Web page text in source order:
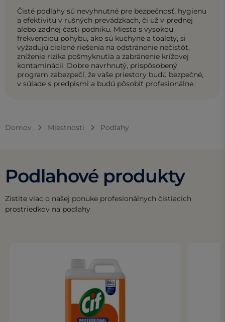
Čisté podlahy sú nevyhnutné pre bezpečnosť, hygienu
a efektivitu v rušných prevádzkach, či už v prednej
alebo zadnej časti podniku. Miesta s vysokou
frekvenciou pohybu, ako sú kuchyne a toalety, si
vyžadujú cielené riešenia na odstránenie nečistôt,
zníženie rizika pošmyknutia a zabránenie krížovej
kontaminácii. Dobre navrhnutý, prispôsobený
program zabezpečí, že vaše priestory budú bezpečné,
v súlade s predpismi a budú pôsobiť profesionálne.
Domov Miestnosti Podlahy
Podlahové produkty
Zistite viac o našej ponuke profesionálnych čistiacich
prostriedkov na podlahy